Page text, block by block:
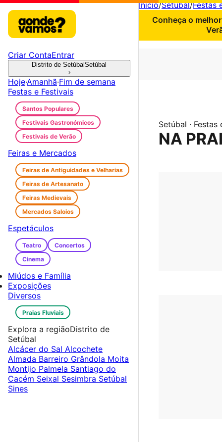
Início/Setúbal/Festas
Conheça o
Setúbal · Festas
NA
Criar ContaEntrar
Distrito de SetúbalSetúbal
›
Hoje·Amanhã·Fim de semana
Festas e Festivais
Santos Populares
Festivais Gastronómicos
Festivais de Verão
Feiras e Mercados
Feiras de Antiguidades e Velharias
Feiras de Artesanato
Feiras Medievais
Mercados Saloios
Espetáculos
Teatro
Concertos
Cinema
Miúdos e Família
Exposições
Diversos
Praias Fluviais
Explora a regiãoDistrito de
Setúbal
Alcácer do Sal Alcochete
Almada Barreiro Grândola Moita
Montijo Palmela Santiago do
Cacém Seixal Sesimbra Setúbal
Sines